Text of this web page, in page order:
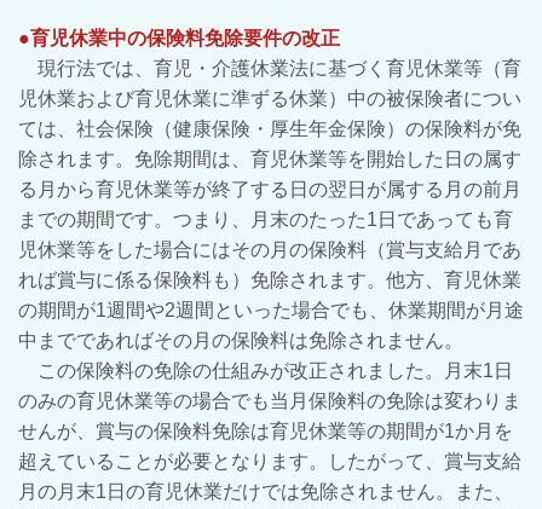
●育児休業中の保険料免除要件の改正
現行法では、育児・介護休業法に基づく育児休業等（育
児休業および育児休業に準ずる休業）中の被保険者につい
ては、社会保険（健康保険・厚生年金保険）の保険料が免
除されます。免除期間は、育児休業等を開始した日の属す
る月から育児休業等が終了する日の翌日が属する月の前月
までの期間です。つまり、月末のたった1日であっても育
児休業等をした場合にはその月の保険料（賞与支給月であ
れば賞与に係る保険料も）免除されます。他方、育児休業
の期間が1週間や2週間といった場合でも、休業期間が月途
中までであればその月の保険料は免除されません。
この保険料の免除の仕組みが改正されました。月末1日
のみの育児休業等の場合でも当月保険料の免除は変わりま
せんが、賞与の保険料免除は育児休業等の期間が1か月を
超えていることが必要となります。したがって、賞与支給
月の月末1日の育児休業だけでは免除されません。また、